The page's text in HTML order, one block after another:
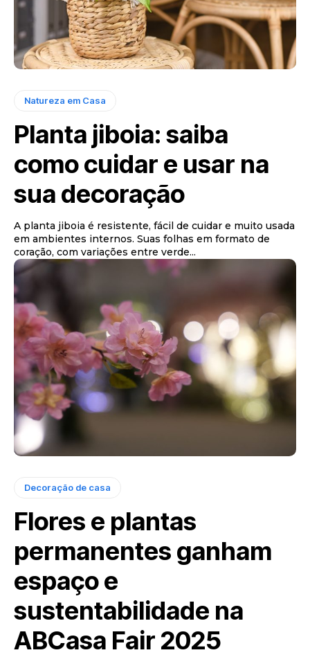
Natureza em Casa
Planta jiboia: saiba
como cuidar e usar na
sua decoração
A planta jiboia é resistente, fácil de cuidar e muito usada
em ambientes internos. Suas folhas em formato de
coração, com variações entre verde...
Decoração de casa
Flores e plantas
permanentes ganham
espaço e
sustentabilidade na
ABCasa Fair 2025